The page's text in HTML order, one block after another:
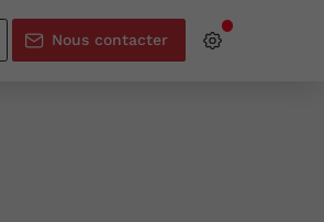
Nous contacter